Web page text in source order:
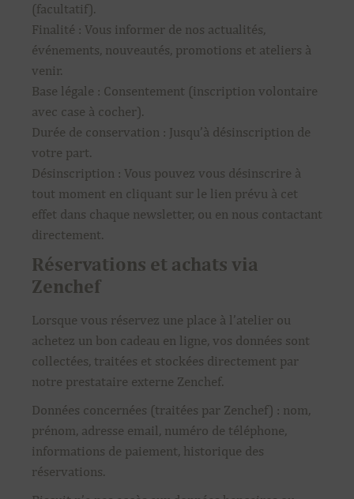
(facultatif).
Finalité : Vous informer de nos actualités,
événements, nouveautés, promotions et ateliers à
venir.
Base légale : Consentement (inscription volontaire
avec case à cocher).
Durée de conservation : Jusqu’à désinscription de
votre part.
Désinscription : Vous pouvez vous désinscrire à
tout moment en cliquant sur le lien prévu à cet
effet dans chaque newsletter, ou en nous contactant
directement.
Réservations et achats via
Zenchef
Lorsque vous réservez une place à l’atelier ou
achetez un bon cadeau en ligne, vos données sont
collectées, traitées et stockées directement par
notre prestataire externe Zenchef.
Données concernées (traitées par Zenchef) : nom,
prénom, adresse email, numéro de téléphone,
informations de paiement, historique des
réservations.